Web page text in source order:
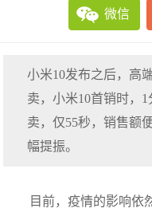
微信
小米10发布之后，高
卖，小米10首销时，
卖，仅55秒，销售额
幅提振。
目前，疫情的影响依